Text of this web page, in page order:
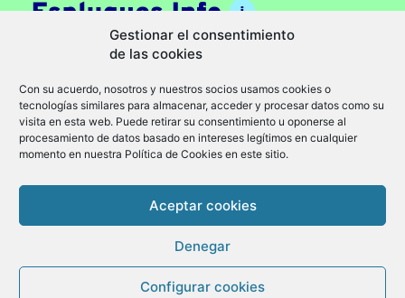
Gestionar el consentimiento
de las cookies
Con su acuerdo, nosotros y nuestros socios usamos cookies o
tecnologías similares para almacenar, acceder y procesar datos como su
visita en esta web. Puede retirar su consentimiento u oponerse al
procesamiento de datos basado en intereses legítimos en cualquier
momento en nuestra Política de Cookies en este sitio.
Aceptar cookies
Denegar
Configurar cookies
Aviso legal
Política de cookies (UE)
© Granollers Info -